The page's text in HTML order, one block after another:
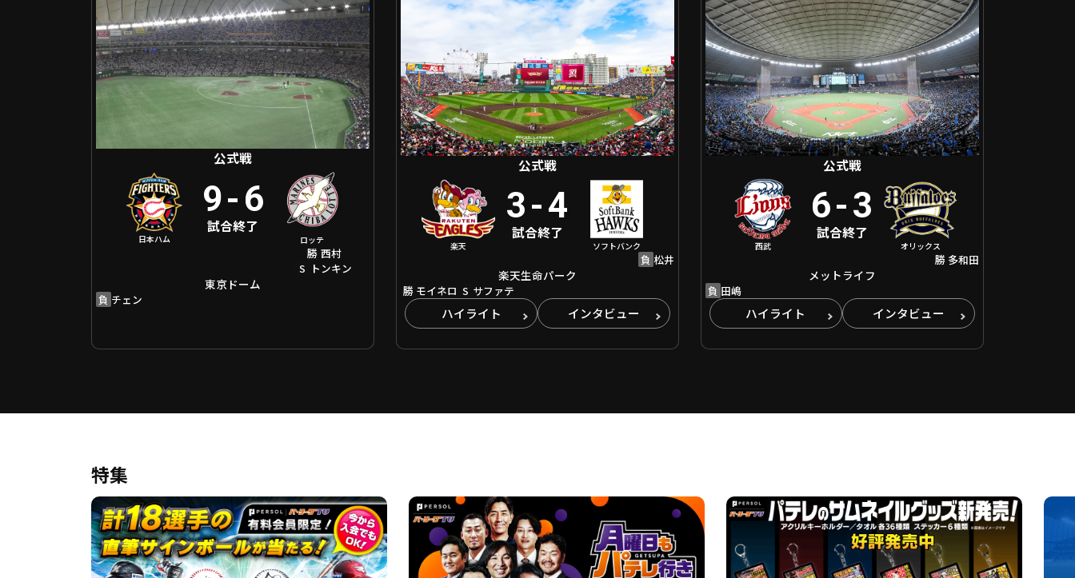
公式戦
日本ハム
9-6
試合終了
ロッテ
勝 西村
S トンキン
東京ドーム
負 チェン
公式戦
楽天
3-4
試合終了
ソフトバンク
負 松井
楽天生命パーク
勝 モイネロ S サファテ
ハイライト インタビュー
公式戦
西武
6-3
試合終了
オリックス
勝 多和田
メットライフ
負 田嶋
ハイライト インタビュー
特集